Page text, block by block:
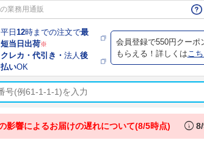
業務用通販
平日 12時までの注文で最
短当日出荷※
クレカ・代引き・ 法人後
払いOK
会員登録で550円クーポ
もらえる！詳しくは こ
影響によるお届けの遅れについて(8/5時点) info